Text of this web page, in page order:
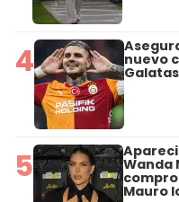
4 nuevo
5 Wanda
Mauro